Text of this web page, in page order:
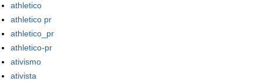
athletico
athletico pr
athletico_pr
athletico-pr
ativismo
ativista